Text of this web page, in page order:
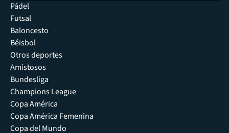
Pádel
Futsal
Baloncesto
Béisbol
Otros deportes
Amistosos
Bundesliga
Champions League
Copa América
Copa América Femenina
Copa del Mundo